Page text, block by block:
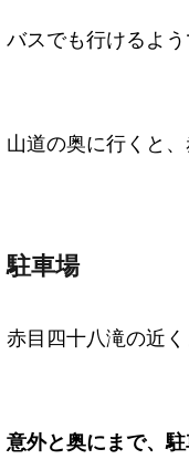
バスでも行けるよ
山道の奥に行くと
駐車場
赤目四十八滝の近
意外と奥にまで、駐